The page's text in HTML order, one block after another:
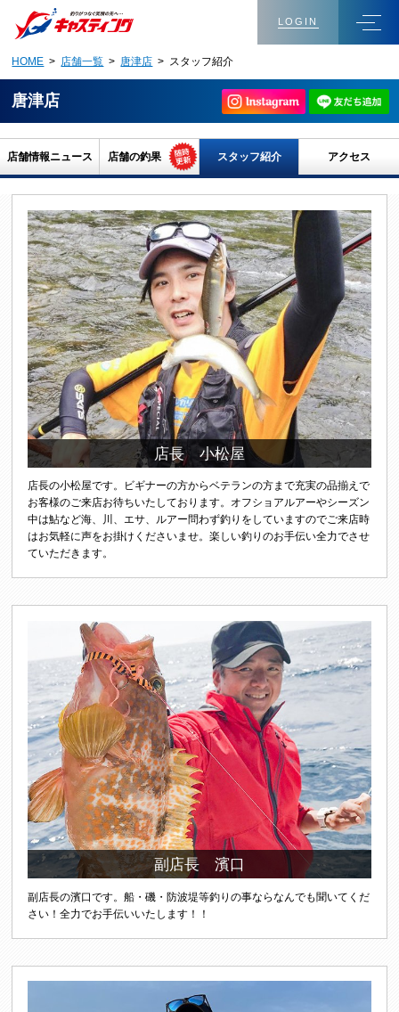
LOGIN
HOME > 店舗一覧 > 唐津店 > スタッフ紹介
唐津店
店舗情報ニュース 店舗の釣果 スタッフ紹介 アクセス
店長 小松屋
店長の小松屋です。ビギナーの方からベテランの方まで充実の品揃えで
お客様のご来店お待ちいたしております。オフショアルアーやシーズン
中は鮎など海、川、エサ、ルアー問わず釣りをしていますのでご来店時
はお気軽に声をお掛けくださいませ。楽しい釣りのお手伝い全力でさせ
ていただきます。
副店長 濱口
副店長の濱口です。船・磯・防波堤等釣りの事ならなんでも聞いてくだ
さい！全力でお手伝いいたします！！